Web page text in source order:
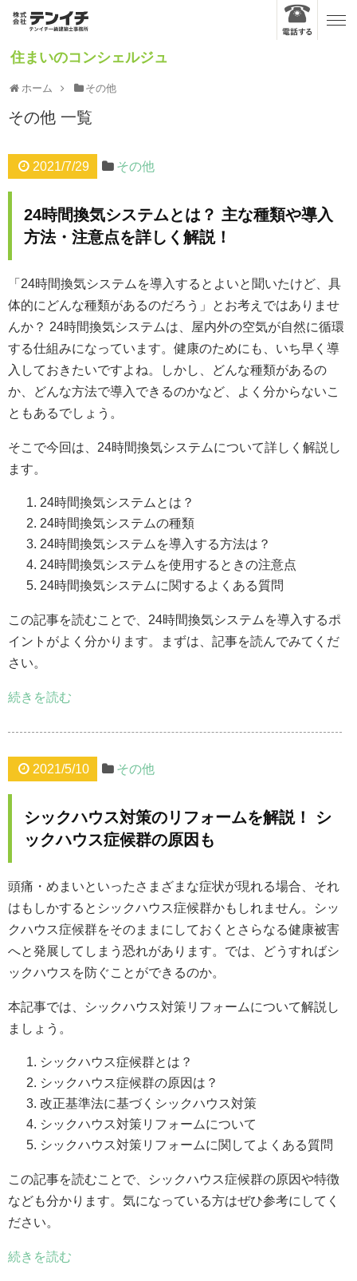
住まいのコンシェルジュ
ホーム その他
その他 一覧
2021/7/29 その他
24時間換気システムとは？ 主な種類や導入
方法・注意点を詳しく解説！
「24時間換気システムを導入するとよいと聞いたけど、具
体的にどんな種類があるのだろう」とお考えではありませ
んか？ 24時間換気システムは、屋内外の空気が自然に循環
する仕組みになっています。健康のためにも、いち早く導
入しておきたいですよね。しかし、どんな種類があるの
か、どんな方法で導入できるのかなど、よく分からないこ
ともあるでしょう。
そこで今回は、24時間換気システムについて詳しく解説し
ます。
24時間換気システムとは？
24時間換気システムの種類
24時間換気システムを導入する方法は？
24時間換気システムを使用するときの注意点
24時間換気システムに関するよくある質問
この記事を読むことで、24時間換気システムを導入するポ
イントがよく分かります。まずは、記事を読んでみてくだ
さい。
続きを読む
2021/5/10 その他
シックハウス対策のリフォームを解説！ シ
ックハウス症候群の原因も
頭痛・めまいといったさまざまな症状が現れる場合、それ
はもしかするとシックハウス症候群かもしれません。シッ
クハウス症候群をそのままにしておくとさらなる健康被害
へと発展してしまう恐れがあります。では、どうすればシ
ックハウスを防ぐことができるのか。
本記事では、シックハウス対策リフォームについて解説し
ましょう。
シックハウス症候群とは？
シックハウス症候群の原因は？
改正基準法に基づくシックハウス対策
シックハウス対策リフォームについて
シックハウス対策リフォームに関してよくある質問
この記事を読むことで、シックハウス症候群の原因や特徴
なども分かります。気になっている方はぜひ参考にしてく
ださい。
続きを読む